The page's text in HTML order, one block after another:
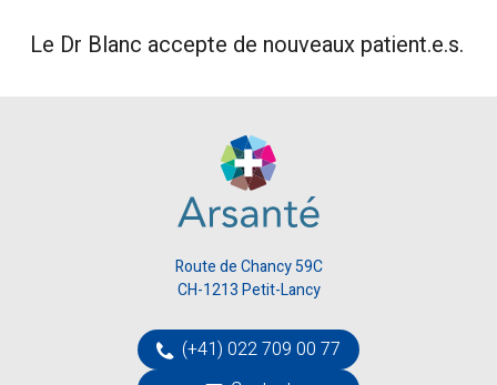
Le Dr Blanc accepte de nouveaux patient.e.s.
Route de Chancy 59C
CH-1213 Petit-Lancy
(+41) 022 709 00 77